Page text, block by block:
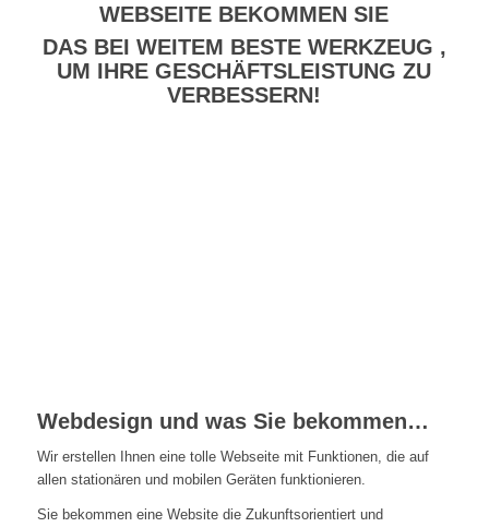
WEBSEITE BEKOMMEN SIE
DAS BEI WEITEM BESTE WERKZEUG ,
UM IHRE GESCHÄFTSLEISTUNG ZU
VERBESSERN!
Webdesign und was Sie bekommen…
Wir erstellen Ihnen eine tolle Webseite mit Funktionen, die auf
allen stationären und mobilen Geräten funktionieren.
Sie bekommen eine Website die Zukunftsorientiert und